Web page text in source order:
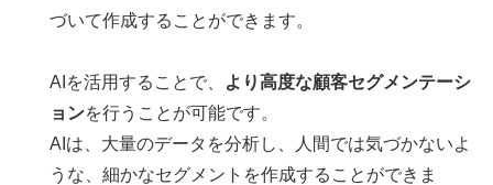
づいて作成することができます。
AIを活用することで、
より高度な顧客セグメンテーシ
ョンを行うことが可能です。
AIは、大量のデータを分析し、人間では気づかないよ
うな、細かなセグメントを作成することができま